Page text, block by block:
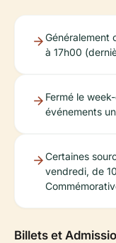
Généralement
à 17h00
Fermé le
événements
Certaines
vendredi, de
Billets et